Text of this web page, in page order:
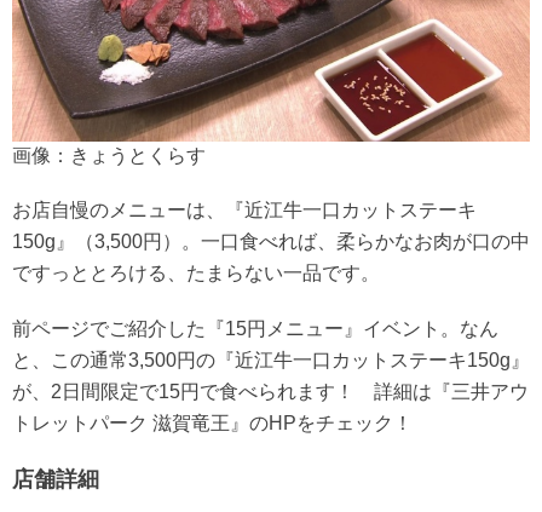
画像：きょうとくらす
お店自慢のメニューは、『近江牛一口カットステーキ
150g』（3,500円）。一口食べれば、柔らかなお肉が口の中
ですっととろける、たまらない一品です。
前ページでご紹介した『15円メニュー』イベント。なん
と、この通常3,500円の『近江牛一口カットステーキ150g』
が、2日間限定で15円で食べられます！ 詳細は『三井アウ
トレットパーク 滋賀竜王』のHPをチェック！
店舗詳細